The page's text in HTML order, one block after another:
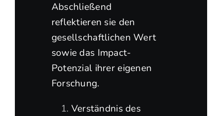
Abschließend
reflektieren sie den
gesellschaftlichen Wert
sowie das Impact-
Potenzial ihrer eigenen
Forschung.
Verständnis des